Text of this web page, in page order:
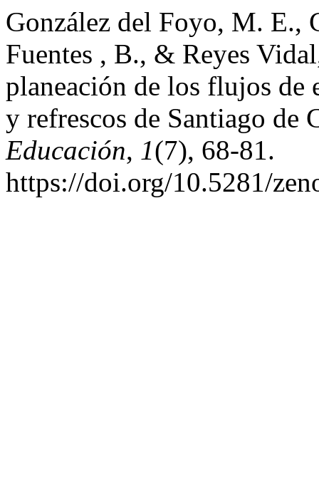
González del Foyo, M. E.,
Fuentes , B., & Reyes
planeación de los flujos de
y refrescos de Santiago
Educación, 1(7), 68-81.
https://doi.org/10.5281/